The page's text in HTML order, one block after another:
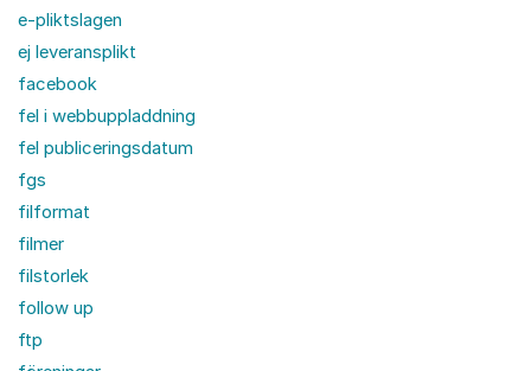
e-pliktslagen
ej leveransplikt
facebook
fel i webbuppladdning
fel publiceringsdatum
fgs
filformat
filmer
filstorlek
follow up
ftp